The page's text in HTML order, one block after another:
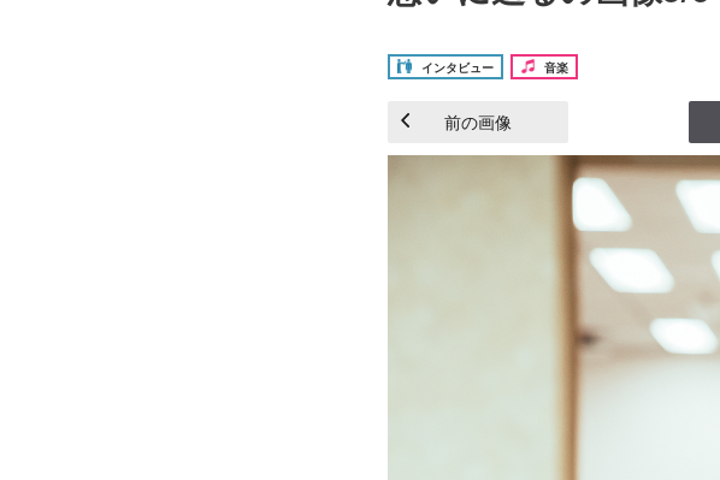
インタビュー 音楽
前の画像